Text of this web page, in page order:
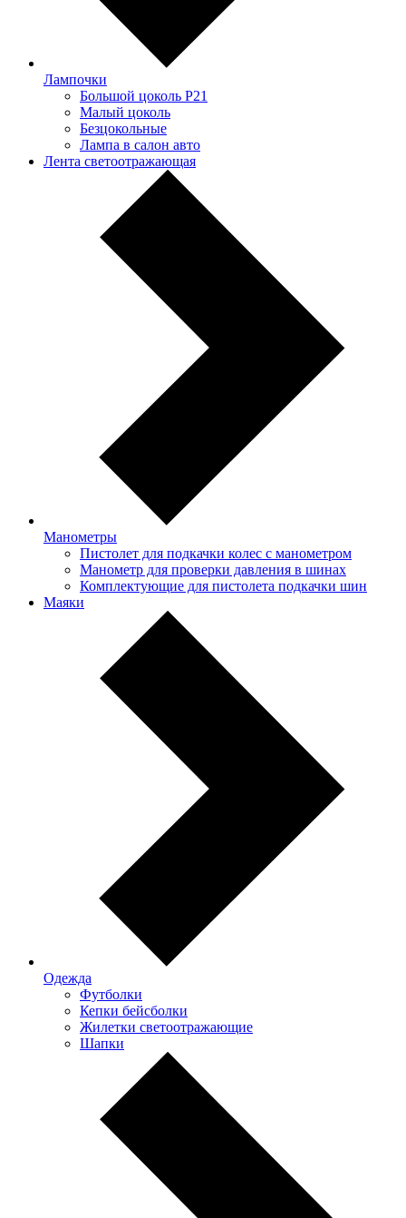
Лампочки
Большой цоколь P21
Малый цоколь
Безцокольные
Лампа в салон авто
Лента светоотражающая
Манометры
Пистолет для подкачки колес с манометром
Манометр для проверки давления в шинах
Комплектующие для пистолета подкачки шин
Маяки
Одежда
Футболки
Кепки бейсболки
Жилетки светоотражающие
Шапки